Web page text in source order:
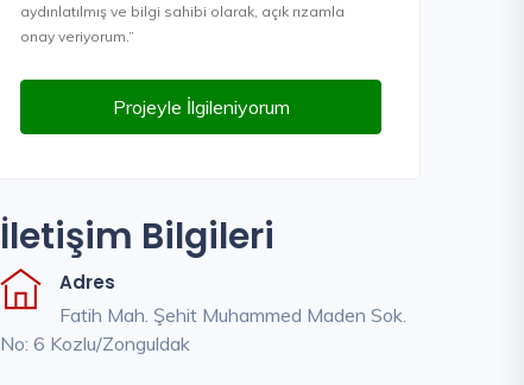
aydınlatılmış ve bilgi sahibi olarak, açık rızamla
onay veriyorum.”
Projeyle İlgileniyorum
İletişim Bilgileri
Adres
Fatih Mah. Şehit Muhammed Maden Sok.
No: 6 Kozlu/Zonguldak